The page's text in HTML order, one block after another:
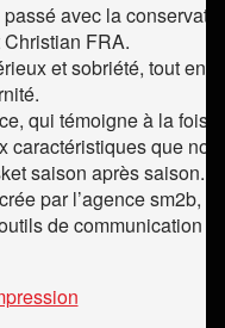
avec la
FRA.
et sobriété, tout en
qui témoigne à la fois
caractéristiques que
saison après saison.
par l’agence sm2b,
de communication